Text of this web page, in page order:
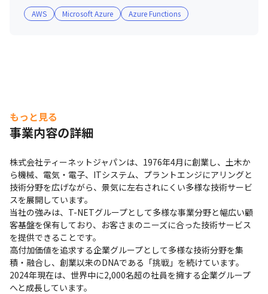
AWS
Microsoft Azure Azure Functions
もっと見る
事業内容の詳細
株式会社ティーネットジャパンは、1976年4月に創業し、土木か
ら機械、電気・電子、ITシステム、プラントエンジにアリングと
技術分野を広げながら、景気に左右されにくい多様な技術サービ
スを展開しています。
当社の強みは、T-NETグループとして多様な事業分野と幅広い顧
客基盤を保有しており、お客さまのニーズに合った技術サービス
を提供できることです。
高付加価値を追求する企業グループとして多様な技術分野を集
積・融合し、創業以来のDNAである「挑戦」を続けています。
2024年現在は、世界中に2,000名超の社員を擁する企業グループ
へと成長しています。